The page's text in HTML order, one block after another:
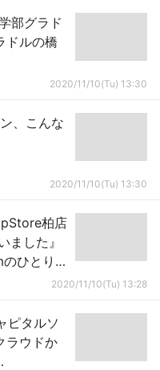
部グラド
ドルの橋
2020/11/10(Tu) 13:30
、こんな
2020/11/10(Tu) 13:30
柏店
ました』
ひとりふ
2020/11/10(Tu) 13:28
ピタルソ
ラウドか